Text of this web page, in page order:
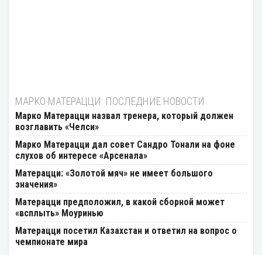
МАРКО МАТЕРАЦЦИ: ПОСЛЕДНИЕ НОВОСТИ
Марко Матерацци назвал тренера, который должен
возглавить «Челси»
Марко Матерацци дал совет Сандро Тонали на фоне
слухов об интересе «Арсенала»
Матерацци: «Золотой мяч» не имеет большого
значения»
Матерацци предположил, в какой сборной может
«всплыть» Моуринью
Матерацци посетил Казахстан и ответил на вопрос о
чемпионате мира